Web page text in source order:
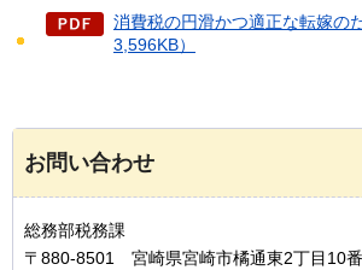
消費税の円滑かつ適正な転嫁の
3,596KB）
お問い合わせ
総務部税務課
〒880-8501 宮崎県宮崎市橘通東2丁目10